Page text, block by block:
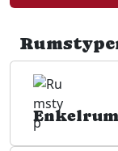
Enkelrum